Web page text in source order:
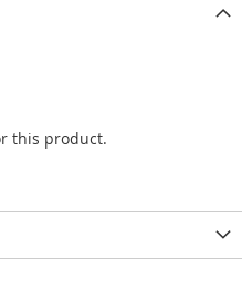
this product.